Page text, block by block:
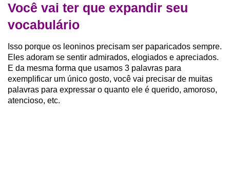
Você vai ter que expandir seu
vocabulário
Isso porque os leoninos precisam ser paparicados sempre.
Eles adoram se sentir admirados, elogiados e apreciados.
E da mesma forma que usamos 3 palavras para
exemplificar um único gosto, você vai precisar de muitas
palavras para expressar o quanto ele é querido, amoroso,
atencioso, etc.